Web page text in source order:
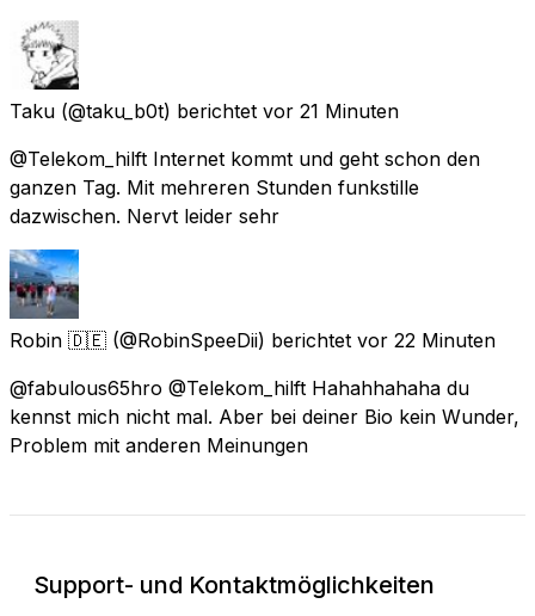
Taku (@taku_b0t) berichtet vor 21 Minuten
@Telekom_hilft Internet kommt und geht schon den
ganzen Tag. Mit mehreren Stunden funkstille
dazwischen. Nervt leider sehr
Robin 🇩🇪 (@RobinSpeeDii) berichtet vor 22 Minuten
@fabulous65hro @Telekom_hilft Hahahhahaha du
kennst mich nicht mal. Aber bei deiner Bio kein Wunder,
Problem mit anderen Meinungen
Support- und Kontaktmöglichkeiten